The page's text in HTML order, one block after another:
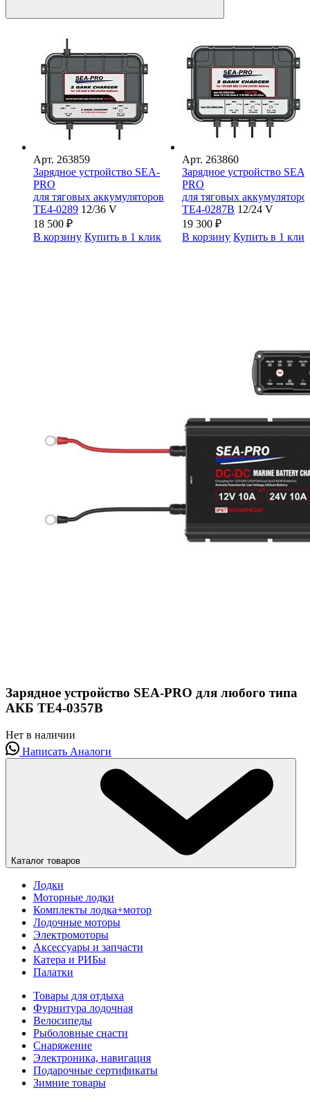
Арт. 263859
Зарядное устройство SEA-
PRO
для тяговых аккумуляторов
ТЕ4-0289 12/36 V
18 500 ₽
В корзину Купить в 1 клик
Арт. 263860
Зарядное устройство SEA-
PRO
для тяговых
ТЕ4-0287В 12/24 V
19 300₽
В корзину Купить в 1 клик
Зарядное устройство SEA-PRO для любого типа
АКБ ТЕ4-0357B
Нет в наличии
Написать Аналоги
Каталог товаров
Лодки
Моторные лодки
Комплекты лодка+мотор
Лодочные моторы
Электромоторы
Аксессуары и запчасти
Катера и РИБы
Палатки
Товары для отдыха
Фурнитура лодочная
Велосипеды
Рыболовные снасти
Снаряжение
Электроника, навигация
Подарочные сертификаты
Зимние товары